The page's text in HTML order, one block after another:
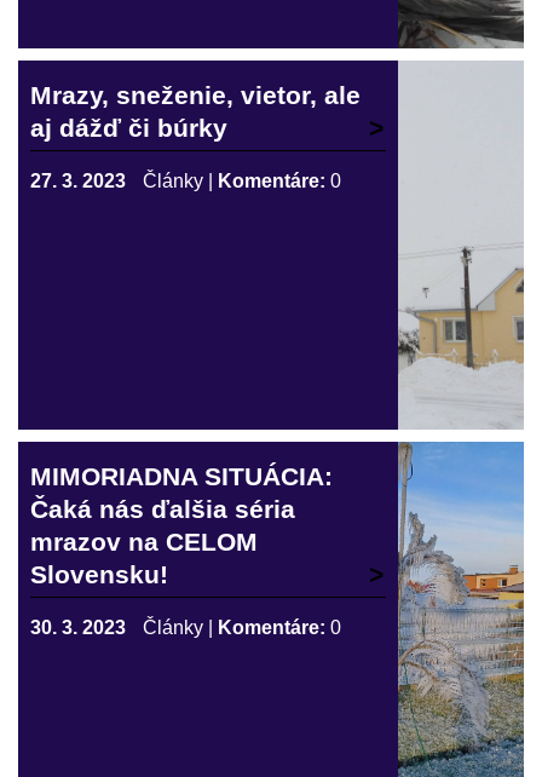
Mrazy, sneženie, vietor, ale
aj dážď či búrky
27. 3. 2023 Články Komentáre: 0
MIMORIADNA SITUÁCIA:
Čaká nás ďalšia séria
mrazov na CELOM
Slovensku!
30. 3. 2023 Články Komentáre: 0